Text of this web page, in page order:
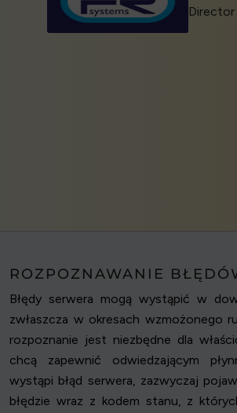
Director
ROZPOZNAWANIE
Błędy serwera mogą wystąpić w
zwłaszcza w okresach wzmożonego
rozpoznanie jest niezbędne dla
chcą zapewnić odwiedzającym
wystąpi błąd serwera, zazwyczaj
błędzie wraz z kodem stanu, z